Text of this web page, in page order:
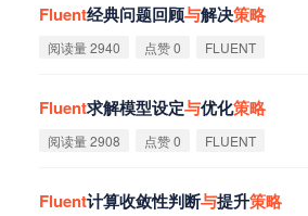
Fluent经典问题回顾与解决策略
阅读量 2940 点赞 0 FLUENT
Fluent求解模型设定与优化策略
阅读量 2908 点赞 0 FLUENT
Fluent计算收敛性判断与提升策略